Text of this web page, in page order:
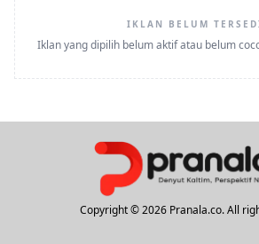
IKLAN BELUM
Iklan yang dipilih belum aktif atau belum
Copyright © 2026 Pranala.co. All